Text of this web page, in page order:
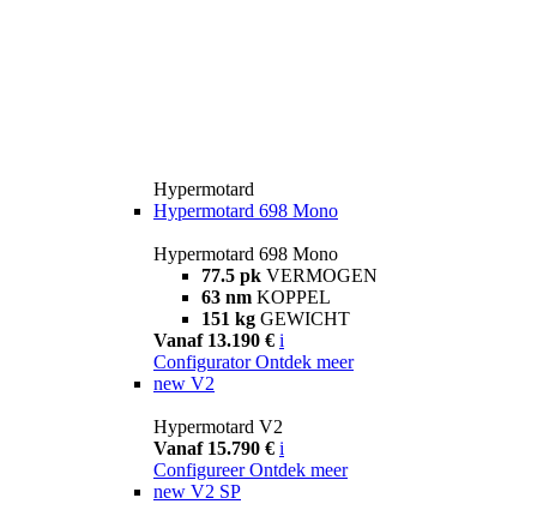
Hypermotard
Hypermotard 698 Mono
Hypermotard 698 Mono
77.5 pk VERMOGEN
63 nm KOPPEL
151 kg GEWICHT
Vanaf 13.190 € i
Configurator Ontdek meer
new V2
Hypermotard V2
Vanaf 15.790 € i
Configureer Ontdek meer
new V2 SP